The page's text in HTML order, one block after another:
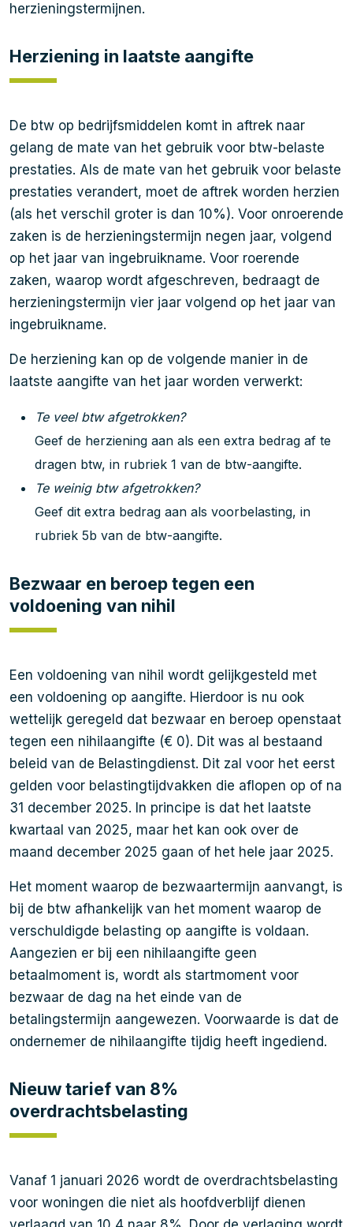
herzieningstermijnen.
Herziening in laatste aangifte
De btw op bedrijfsmiddelen komt in aftrek naar
gelang de mate van het gebruik voor btw-belaste
prestaties. Als de mate van het gebruik voor belaste
prestaties verandert, moet de aftrek worden herzien
(als het verschil groter is dan 10%). Voor onroerende
zaken is de herzieningstermijn negen jaar, volgend
op het jaar van ingebruikname. Voor roerende
zaken, waarop wordt afgeschreven, bedraagt de
herzieningstermijn vier jaar volgend op het jaar van
ingebruikname.
De herziening kan op de volgende manier in de
laatste aangifte van het jaar worden verwerkt:
Te veel btw afgetrokken?
Geef de herziening aan als een extra bedrag af te
dragen btw, in rubriek 1 van de btw-aangifte.
Te weinig btw afgetrokken?
Geef dit extra bedrag aan als voorbelasting, in
rubriek 5b van de btw-aangifte.
Bezwaar en beroep tegen een
voldoening van nihil
Een voldoening van nihil wordt gelijkgesteld met
een voldoening op aangifte. Hierdoor is nu ook
wettelijk geregeld dat bezwaar en beroep openstaat
tegen een nihilaangifte (€ 0). Dit was al bestaand
beleid van de Belastingdienst. Dit zal voor het eerst
gelden voor belastingtijdvakken die aflopen op of na
31 december 2025. In principe is dat het laatste
kwartaal van 2025, maar het kan ook over de
maand december 2025 gaan of het hele jaar 2025.
Het moment waarop de bezwaartermijn aanvangt, is
bij de btw afhankelijk van het moment waarop de
verschuldigde belasting op aangifte is voldaan.
Aangezien er bij een nihilaangifte geen
betaalmoment is, wordt als startmoment voor
bezwaar de dag na het einde van de
betalingstermijn aangewezen. Voorwaarde is dat de
ondernemer de nihilaangifte tijdig heeft ingediend.
Nieuw tarief van 8%
overdrachtsbelasting
Vanaf 1 januari 2026 wordt de overdrachtsbelasting
voor woningen die niet als hoofdverblijf dienen